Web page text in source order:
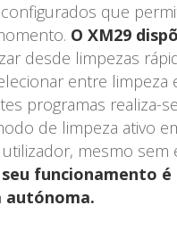
que
O XM29
desde limpezas
entre
programas
de limpeza ativo
mesmo
funcionamento
autónoma.